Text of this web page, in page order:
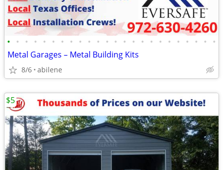
• • • • • • • • • • • • • • • • • • • • • • • •
Metal Garages – Metal Building Kits
8/6 abilene
$5